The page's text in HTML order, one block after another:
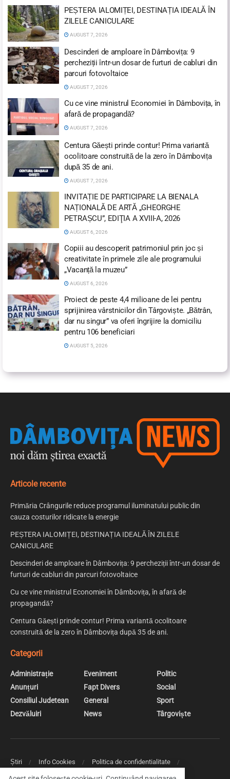
PEȘTERA IALOMIȚEI, DESTINAȚIA IDEALĂ ÎN
ZILELE CANICULARE
AUGUST 7, 2026
Descinderi de amploare în Dâmbovița: 9
percheziții într-un dosar de furturi de cabluri din
parcuri fotovoltaice
AUGUST 7, 2026
Cu ce vine ministrul Economiei în Dâmbovița, în
afară de propagandă?
AUGUST 7, 2026
Centura Găești prinde contur! Prima variantă
ocolitoare construită de la zero în Dâmbovița
după 35 de ani.
AUGUST 7, 2026
INVITAȚIE DE PARTICIPARE LA BIENALA
NAȚIONALĂ DE ARTĂ „GHEORGHE
PETRAȘCU”, EDIŢIA A XVIII-A, 2026
AUGUST 6, 2026
Copiii au descoperit patrimoniul prin joc și
creativitate în primele zile ale programului
„Vacanță la muzeu”
AUGUST 6, 2026
Proiect de peste 4,4 milioane de lei pentru
sprijinirea vârstnicilor din Târgoviște. „Bătrân,
dar nu singur” va oferi îngrijire la domiciliu
pentru 106 beneficiari
AUGUST 5, 2026
Articole recente
Primăria Crângurile reduce programul iluminatului public din
cauza costurilor ridicate la energie
PEȘTERA IALOMIȚEI, DESTINAȚIA IDEALĂ ÎN ZILELE
CANICULARE
Descinderi de amploare în Dâmbovița: 9 percheziții într-un dosar de
furturi de cabluri din parcuri fotovoltaice
Cu ce vine ministrul Economiei în Dâmbovița, în afară de
propagandă?
Centura Găești prinde contur! Prima variantă ocolitoare
construită de la zero în Dâmbovița după 35 de ani.
Categorii
Administrație
Anunțuri
Consiliul Judetean
Dezvăluiri
Eveniment
Fapt Divers
General
News
Politic
Social
Sport
Târgoviște
Știri Info Cookies
Politica de confidentialitate